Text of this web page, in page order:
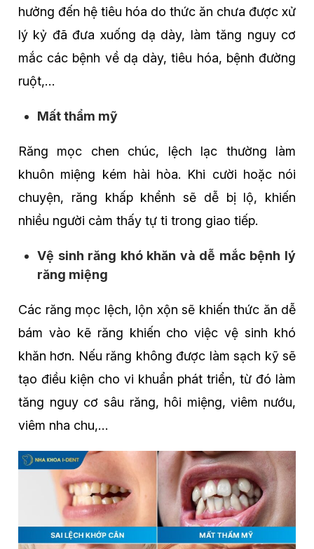
hưởng đến hệ tiêu hóa do thức ăn chưa được xử
lý kỷ đã đưa xuống dạ dày, làm tăng nguy cơ
mắc các bệnh về dạ dày, tiêu hóa, bệnh đường
ruột,…
Mất thẩm mỹ
Răng mọc chen chúc, lệch lạc thường làm
khuôn miệng kém hài hòa. Khi cười hoặc nói
chuyện, răng khấp khểnh sẽ dễ bị lộ, khiến
nhiều người cảm thấy tự ti trong giao tiếp.
Vệ sinh răng khó khăn và dễ mắc bệnh lý
răng miệng
Các răng mọc lệch, lộn xộn sẽ khiến thức ăn dễ
bám vào kẽ răng khiến cho việc vệ sinh khó
khăn hơn. Nếu răng không được làm sạch kỹ sẽ
tạo điều kiện cho vi khuẩn phát triển, từ đó làm
tăng nguy cơ sâu răng, hôi miệng, viêm nướu,
viêm nha chu,…